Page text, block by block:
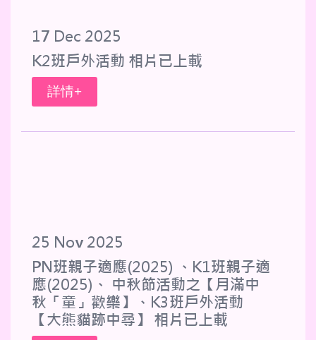
17 Dec 2025
K2班戶外活動 相片已上載
詳情+
25 Nov 2025
PN班親子適應(2025) 、K1班親子適
應(2025)、 中秋節活動之【月滿中
秋「童」歡樂】、K3班戶外活動
【大熊貓跡中尋】 相片已上載